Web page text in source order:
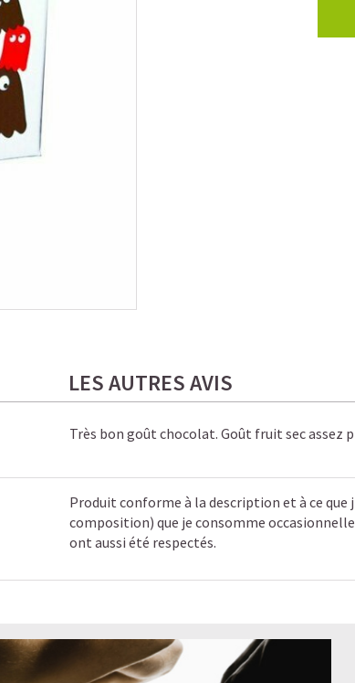
LES AUTRES AVIS
Très bon goût chocolat. Goût fruit sec assez
Produit conforme à la description et à ce
composition) que je consomme
ont aussi été respectés.